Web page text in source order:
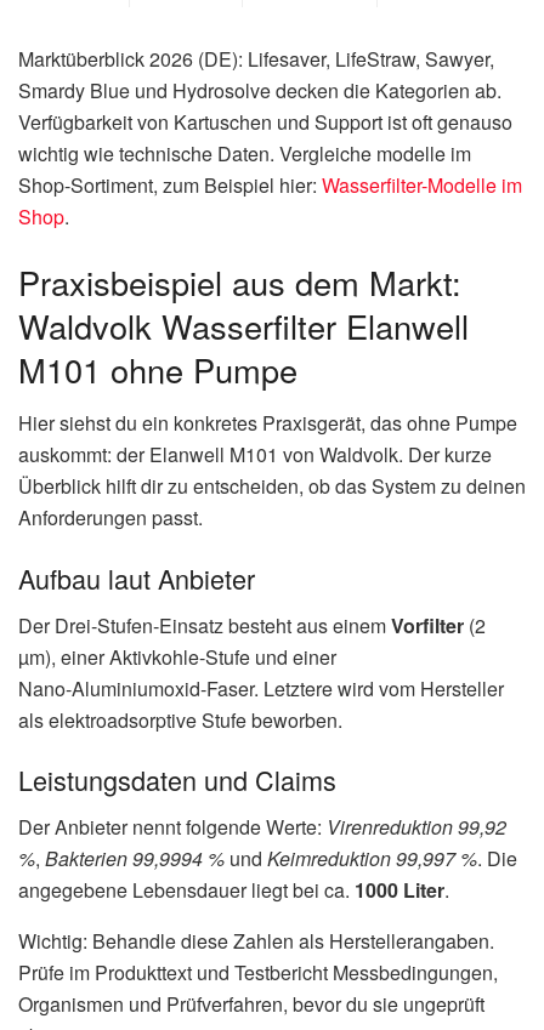
Marktüberblick 2026 (DE): Lifesaver, LifeStraw, Sawyer,
Smardy Blue und Hydrosolve decken die Kategorien ab.
Verfügbarkeit von Kartuschen und Support ist oft genauso
wichtig wie technische Daten. Vergleiche modelle im
Shop‑Sortiment, zum Beispiel hier: Wasserfilter-Modelle im
Shop.
Praxisbeispiel aus dem Markt:
Waldvolk Wasserfilter Elanwell
M101 ohne Pumpe
Hier siehst du ein konkretes Praxisgerät, das ohne Pumpe
auskommt: der Elanwell M101 von Waldvolk. Der kurze
Überblick hilft dir zu entscheiden, ob das System zu deinen
Anforderungen passt.
Aufbau laut Anbieter
Der Drei‑Stufen‑Einsatz besteht aus einemVorfilter (2
µm), einer Aktivkohle‑Stufe und einer
Nano‑Aluminiumoxid‑Faser. Letztere wird vom Hersteller
als elektroadsorptive Stufe beworben.
Leistungsdaten und Claims
Der Anbieter nennt folgende Werte: Virenreduktion 99,92
%, Bakterien 99,9994 % und Keimreduktion 99,997 %. Die
angegebene Lebensdauer liegt bei ca. 1000 Liter.
Wichtig: Behandle diese Zahlen als Herstellerangaben.
Prüfe im Produkttext und Testbericht Messbedingungen,
Organismen und Prüfverfahren, bevor du sie ungeprüft